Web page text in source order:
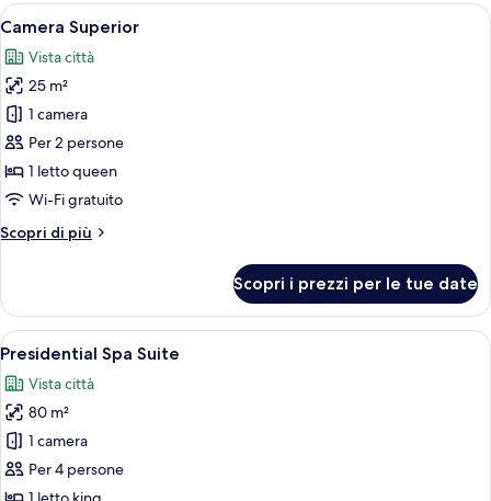
Apri
tutte
le
foto
per
Camera
Superior
Camera d'albergo con un letto
14
Camera Superior
Vista città
25 m²
1 camera
Per 2 persone
1 letto queen
Wi-Fi gratuito
Scopri di più
Altri
Superior
Scopri i prezzi per le tue date
Apri
tutte
le
foto
per
Presidential
Spa
Ampia camera da letto con un
12
Presidential Spa Suite
Vista città
80 m²
1 camera
Per 4 persone